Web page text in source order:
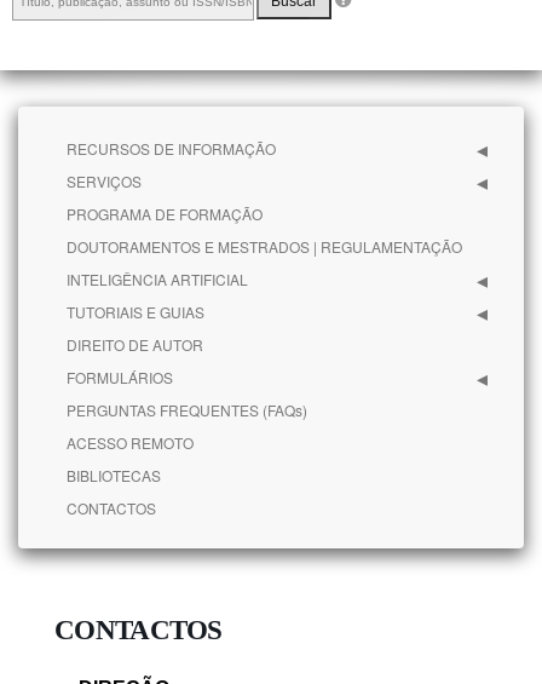
RECURSOS DE INFORMAÇÃO
SERVIÇOS
PROGRAMA DE FORMAÇÃO
DOUTORAMENTOS E MESTRADOS | REGULAMENTAÇÃO
INTELIGÊNCIA ARTIFICIAL
TUTORIAIS E GUIAS
DIREITO DE AUTOR
FORMULÁRIOS
PERGUNTAS FREQUENTES (FAQs)
ACESSO REMOTO
BIBLIOTECAS
CONTACTOS
CONTACTOS